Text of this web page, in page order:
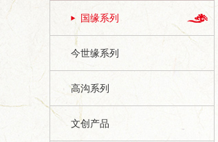
国缘系列
今世缘系列
高沟系列
文创产品